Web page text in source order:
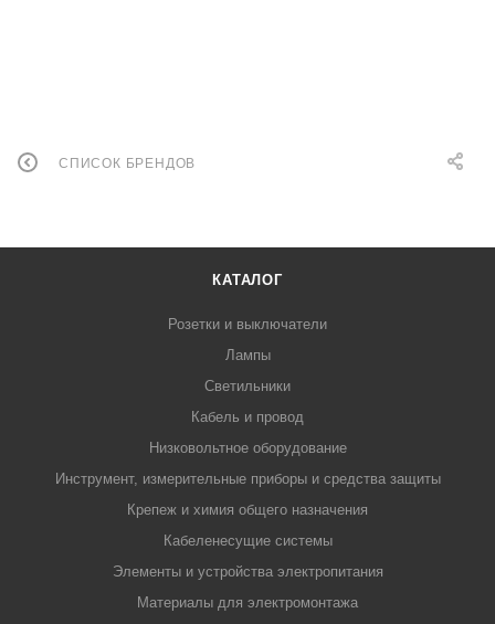
СПИСОК БРЕНДОВ
КАТАЛОГ
Розетки и выключатели
Лампы
Светильники
Кабель и провод
Низковольтное оборудование
Инструмент, измерительные приборы и средства защиты
Крепеж и химия общего назначения
Кабеленесущие системы
Элементы и устройства электропитания
Материалы для электромонтажа